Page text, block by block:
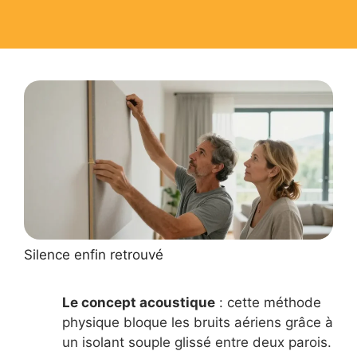
Silence enfin retrouvé
Le concept acoustique : cette méthode
physique bloque les bruits aériens grâce à
un isolant souple glissé entre deux parois.